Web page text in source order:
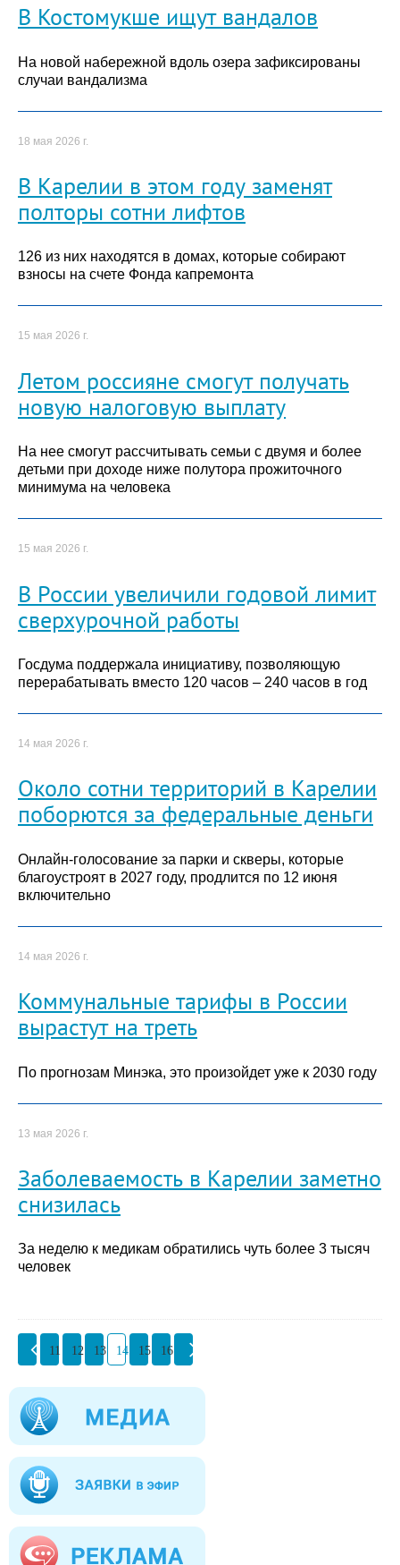
В Костомукше ищут вандалов
На новой набережной вдоль озера зафиксированы
случаи вандализма
18 мая 2026 г.
В Карелии в этом году заменят
полторы сотни лифтов
126 из них находятся в домах, которые собирают
взносы на счете Фонда капремонта
15 мая 2026 г.
Летом россияне смогут получать
новую налоговую выплату
На нее смогут рассчитывать семьи с двумя и более
детьми при доходе ниже полутора прожиточного
минимума на человека
15 мая 2026 г.
В России увеличили годовой лимит
сверхурочной работы
Госдума поддержала инициативу, позволяющую
перерабатывать вместо 120 часов – 240 часов в год
14 мая 2026 г.
Около сотни территорий в Карелии
поборются за федеральные деньги
Онлайн-голосование за парки и скверы, которые
благоустроят в 2027 году, продлится по 12 июня
включительно
14 мая 2026 г.
Коммунальные тарифы в России
вырастут на треть
По прогнозам Минэка, это произойдет уже к 2030 году
13 мая 2026 г.
Заболеваемость в Карелии заметно
снизилась
За неделю к медикам обратились чуть более 3 тысяч
человек
11 12 13 14 15 16